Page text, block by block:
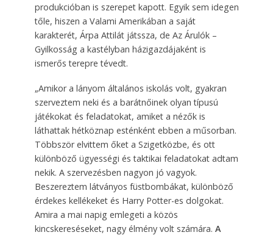
produkcióban is szerepet kapott. Egyik sem idegen
tőle, hiszen a Valami Amerikában a saját
karakterét, Árpa Attilát játssza, de Az Árulók –
Gyilkosság a kastélyban házigazdájaként is
ismerős terepre tévedt.
„Amikor a lányom általános iskolás volt, gyakran
szerveztem neki és a barátnőinek olyan típusú
játékokat és feladatokat, amiket a nézők is
láthattak hétköznap esténként ebben a műsorban.
Többször elvittem őket a Szigetközbe, és ott
különböző ügyességi és taktikai feladatokat adtam
nekik. A szervezésben nagyon jó vagyok.
Beszereztem látványos füstbombákat, különböző
érdekes kellékeket és Harry Potter-es dolgokat.
Amira a mai napig emlegeti a közös
kincskereséseket, nagy élmény volt számára. A